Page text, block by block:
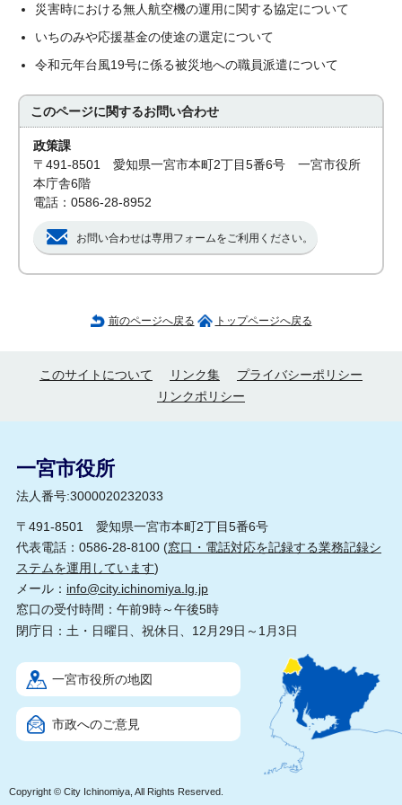
災害時における無人航空機の運用に関する協定について
いちのみや応援基金の使途の選定について
令和元年台風19号に係る被災地への職員派遣について
このページに関するお問い合わせ
政策課
〒491-8501 愛知県一宮市本町2丁目5番6号 一宮市役所
本庁舎6階
電話：0586-28-8952
お問い合わせは専用フォームをご利用ください。
前のページへ戻る トップページへ戻る
このサイトについて リンク集
プライバシーポリシー
リンクポリシー
一宮市役所
法人番号:3000020232033
〒491-8501 愛知県一宮市本町2丁目5番6号
代表電話：0586-28-8100 (窓口・電話対応を記録する業務記録シ
ステムを運用しています)
メール： info@city.ichinomiya.lg.jp
窓口の受付時間：午前9時～午後5時
閉庁日：土・日曜日、祝休日、12月29日～1月3日
一宮市役所の地図
市政へのご意見
Copyright © City Ichinomiya, All Rights Reserved.